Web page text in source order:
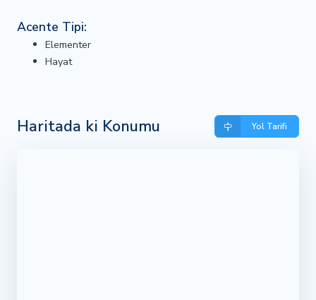
Acente Tipi:
Elementer
Hayat
Haritada ki Konumu Yol Tarifi